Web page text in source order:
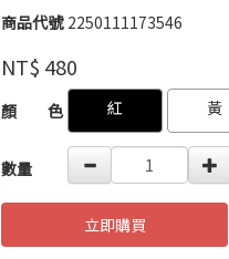
商品代號 2250111173546
2250111173546
品牌
崴
NT$ 480
GOODS000000000000000010360
顏 色 紅 黃
數量
立即購買